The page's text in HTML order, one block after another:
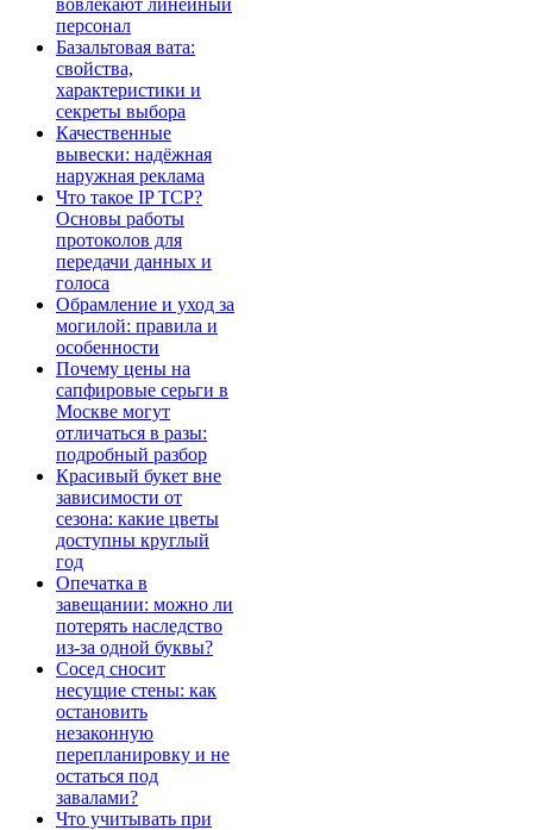
вовлекают линейный
персонал
Базальтовая вата:
свойства,
характеристики и
секреты выбора
Качественные
вывески: надёжная
наружная реклама
Что такое IP TCP?
Основы работы
протоколов для
передачи данных и
голоса
Обрамление и уход за
могилой: правила и
особенности
Почему цены на
сапфировые серьги в
Москве могут
отличаться в разы:
подробный разбор
Красивый букет вне
зависимости от
сезона: какие цветы
доступны круглый
год
Опечатка в
завещании: можно ли
потерять наследство
из-за одной буквы?
Сосед сносит
несущие стены: как
остановить
незаконную
перепланировку и не
остаться под
завалами?
Что учитывать при